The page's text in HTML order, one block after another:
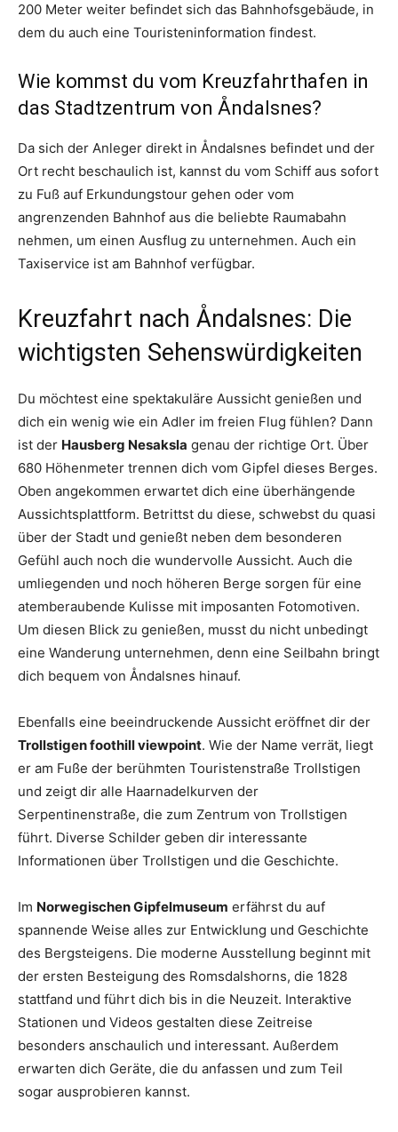
200 Meter weiter befindet sich das Bahnhofsgebäude, in
dem du auch eine Touristeninformation findest.
Wie kommst du vom Kreuzfahrthafen in
das Stadtzentrum von Åndalsnes?
Da sich der Anleger direkt in Åndalsnes befindet und der
Ort recht beschaulich ist, kannst du vom Schiff aus sofort
zu Fuß auf Erkundungstour gehen oder vom
angrenzenden Bahnhof aus die beliebte Raumabahn
nehmen, um einen Ausflug zu unternehmen. Auch ein
Taxiservice ist am Bahnhof verfügbar.
Kreuzfahrt nach Åndalsnes: Die
wichtigsten Sehenswürdigkeiten
Du möchtest eine spektakuläre Aussicht genießen und
dich ein wenig wie ein Adler im freien Flug fühlen? Dann
ist der Hausberg Nesaksla genau der richtige Ort. Über
680 Höhenmeter trennen dich vom Gipfel dieses Berges.
Oben angekommen erwartet dich eine überhängende
Aussichtsplattform. Betrittst du diese, schwebst du quasi
über der Stadt und genießt neben dem besonderen
Gefühl auch noch die wundervolle Aussicht. Auch die
umliegenden und noch höheren Berge sorgen für eine
atemberaubende Kulisse mit imposanten Fotomotiven.
Um diesen Blick zu genießen, musst du nicht unbedingt
eine Wanderung unternehmen, denn eine Seilbahn bringt
dich bequem von Åndalsnes hinauf.
Ebenfalls eine beeindruckende Aussicht eröffnet dir der
Trollstigen foothill viewpoint. Wie der Name verrät, liegt
er am Fuße der berühmten Touristenstraße Trollstigen
und zeigt dir alle Haarnadelkurven der
Serpentinenstraße, die zum Zentrum von Trollstigen
führt. Diverse Schilder geben dir interessante
Informationen über Trollstigen und die Geschichte.
Im Norwegischen Gipfelmuseum erfährst du auf
spannende Weise alles zur Entwicklung und Geschichte
des Bergsteigens. Die moderne Ausstellung beginnt mit
der ersten Besteigung des Romsdalshorns, die 1828
stattfand und führt dich bis in die Neuzeit. Interaktive
Stationen und Videos gestalten diese Zeitreise
besonders anschaulich und interessant. Außerdem
erwarten dich Geräte, die du anfassen und zum Teil
sogar ausprobieren kannst.